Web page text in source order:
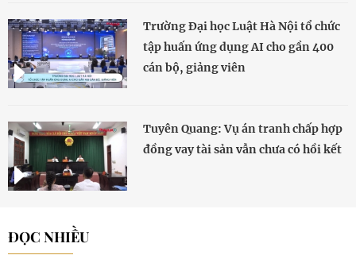
Trường Đại học Luật Hà Nội tổ chức
tập huấn ứng dụng AI cho gần 400
cán bộ, giảng viên
Tuyên Quang: Vụ án tranh chấp hợp
đồng vay tài sản vẫn chưa có hồi kết
ĐỌC NHIỀU